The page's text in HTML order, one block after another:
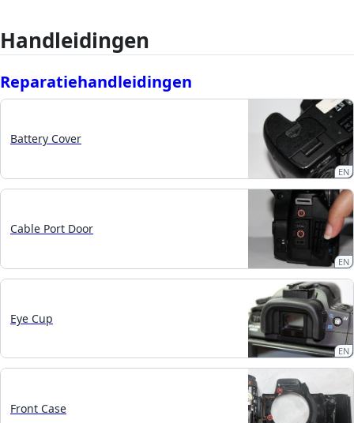
Handleidingen
Reparatiehandleidingen
Battery Cover
EN
Cable Port Door
EN
Eye Cup
EN
Front Case